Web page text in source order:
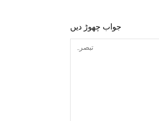
جواب چھوڑ دیں